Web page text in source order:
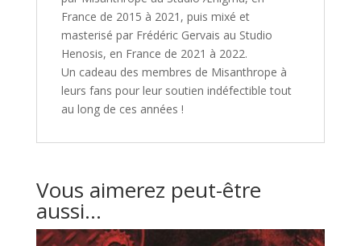
France de 2015 à 2021, puis mixé et
masterisé par Frédéric Gervais au Studio
Henosis, en France de 2021 à 2022.
Un cadeau des membres de Misanthrope à
leurs fans pour leur soutien indéfectible tout
au long de ces années !
Vous aimerez peut-être
aussi…